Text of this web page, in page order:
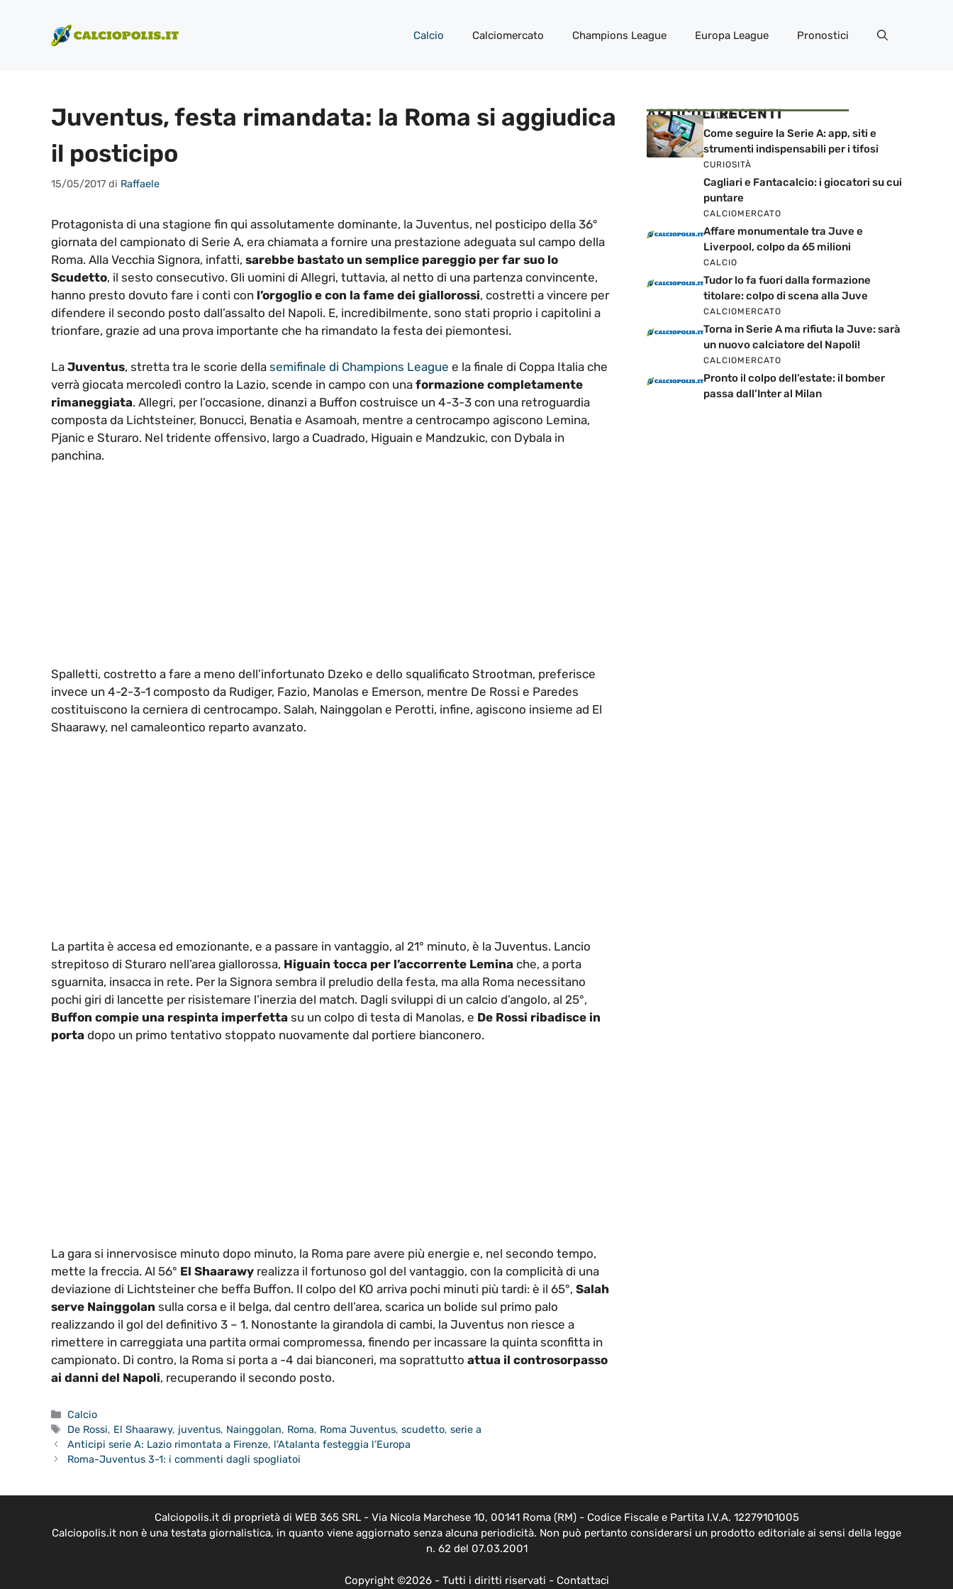
contenuto
Calcio Calciomercato Champions League Europa League Pronostici
Juventus, festa rimandata: la Roma si aggiudica
il posticipo
15/05/2017 di Raffaele
Protagonista di una stagione fin qui assolutamente dominante, la Juventus, nel posticipo della 36°
giornata del campionato di Serie A, era chiamata a fornire una prestazione adeguata sul campo della
Roma. Alla Vecchia Signora, infatti, sarebbe bastato un semplice pareggio per far suo lo
Scudetto, il sesto consecutivo. Gli uomini di Allegri, tuttavia, al netto di una partenza convincente,
hanno presto dovuto fare i conti con l’orgoglio e con la fame dei giallorossi, costretti a vincere per
difendere il secondo posto dall’assalto del Napoli. E, incredibilmente, sono stati proprio i capitolini a
trionfare, grazie ad una prova importante che ha rimandato la festa dei piemontesi.
La Juventus, stretta tra le scorie della semifinale di Champions League e la finale di Coppa Italia che
verrà giocata mercoledì contro la Lazio, scende in campo con una formazione completamente
rimaneggiata. Allegri, per l’occasione, dinanzi a Buffon costruisce un 4-3-3 con una retroguardia
composta da Lichtsteiner, Bonucci, Benatia e Asamoah, mentre a centrocampo agiscono Lemina,
Pjanic e Sturaro. Nel tridente offensivo, largo a Cuadrado, Higuain e Mandzukic, con Dybala in
panchina.
Spalletti, costretto a fare a meno dell’infortunato Dzeko e dello squalificato Strootman, preferisce
invece un 4-2-3-1 composto da Rudiger, Fazio, Manolas e Emerson, mentre De Rossi e Paredes
costituiscono la cerniera di centrocampo. Salah, Nainggolan e Perotti, infine, agiscono insieme ad El
Shaarawy, nel camaleontico reparto avanzato.
La partita è accesa ed emozionante, e a passare in vantaggio, al 21° minuto, è la Juventus. Lancio
strepitoso di Sturaro nell’area giallorossa, Higuain tocca per l’accorrente Lemina che, a porta
sguarnita, insacca in rete. Per la Signora sembra il preludio della festa, ma alla Roma necessitano
pochi giri di lancette per risistemare l’inerzia del match. Dagli sviluppi di un calcio d’angolo, al 25°,
Buffon compie una respinta imperfetta su un colpo di testa di Manolas, e De Rossi ribadisce in
porta dopo un primo tentativo stoppato nuovamente dal portiere bianconero.
La gara si innervosisce minuto dopo minuto, la Roma pare avere più energie e, nel secondo tempo,
mette la freccia. Al 56° El Shaarawy realizza il fortunoso gol del vantaggio, con la complicità di una
deviazione di Lichtsteiner che beffa Buffon. Il colpo del KO arriva pochi minuti più tardi: è il 65°, Salah
serve Nainggolan sulla corsa e il belga, dal centro dell’area, scarica un bolide sul primo palo
realizzando il gol del definitivo 3 – 1. Nonostante la girandola di cambi, la Juventus non riesce a
rimettere in carreggiata una partita ormai compromessa, finendo per incassare la quinta sconfitta in
campionato. Di contro, la Roma si porta a -4 dai bianconeri, ma soprattutto attua il controsorpasso
ai danni del Napoli, recuperando il secondo posto.
Categorie
Calcio
Tag
De Rossi, El Shaarawy, juventus, Nainggolan, Roma, Roma Juventus,scudetto,serie a
Anticipi serie A: Lazio rimontata a Firenze, l’Atalanta festeggia l’Europa
Roma-Juventus 3-1: i commenti dagli spogliatoi
ARTICOLI RECENTI
CALCIO
Come seguire la Serie A: app, siti e
strumenti indispensabili per i tifosi
CURIOSITÀ
Cagliari e Fantacalcio: i giocatori su cui
puntare
CALCIOMERCATO
Affare monumentale tra Juve e
Liverpool, colpo da 65 milioni
CALCIO
Tudor lo fa fuori dalla formazione
titolare: colpo di scena alla Juve
CALCIOMERCATO
Torna in Serie A ma rifiuta la Juve: sarà
un nuovo calciatore del Napoli!
CALCIOMERCATO
Pronto il colpo dell’estate: il bomber
passa dall’Inter al Milan
Calciopolis.it di proprietà di WEB 365 SRL - Via Nicola Marchese 10, 00141 Roma (RM) - Codice Fiscale e Partita I.V.A. 12279101005
Calciopolis.it non è una testata giornalistica, in quanto viene aggiornato senza alcuna periodicità. Non può pertanto considerarsi un prodotto editoriale ai sensi della legge
n. 62 del 07.03.2001
Copyright ©2026 - Tutti i diritti riservati - Contattaci